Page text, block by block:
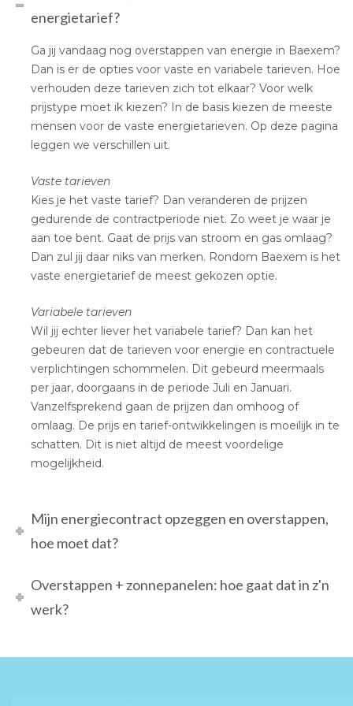
energietarief?
Ga jij vandaag nog overstappen van energie in Baexem?
Dan is er de opties voor vaste en variabele tarieven. Hoe
verhouden deze tarieven zich tot elkaar? Voor welk
prijstype moet ik kiezen? In de basis kiezen de meeste
mensen voor de vaste energietarieven. Op deze pagina
leggen we verschillen uit.
Vaste tarieven
Kies je het vaste tarief? Dan veranderen de prijzen
gedurende de contractperiode niet. Zo weet je waar je
aan toe bent. Gaat de prijs van stroom en gas omlaag?
Dan zul jij daar niks van merken. Rondom Baexem is het
vaste energietarief de meest gekozen optie.
Variabele tarieven
Wil jij echter liever het variabele tarief? Dan kan het
gebeuren dat de tarieven voor energie en contractuele
verplichtingen schommelen. Dit gebeurd meermaals
per jaar, doorgaans in de periode Juli en Januari.
Vanzelfsprekend gaan de prijzen dan omhoog of
omlaag. De prijs en tarief-ontwikkelingen is moeilijk in te
schatten. Dit is niet altijd de meest voordelige
mogelijkheid.
Mijn energiecontract opzeggen en overstappen,
hoe moet dat?
Overstappen + zonnepanelen: hoe gaat dat in z'n
werk?